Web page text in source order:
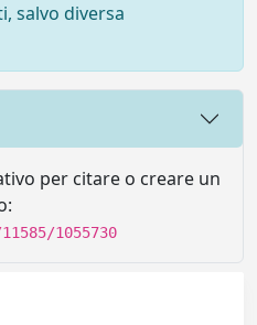
salvo diversa
per citare o creare un
1055730